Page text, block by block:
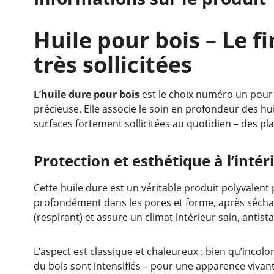
Huile pour bois – Le
très sollicitées
L’huile dure pour bois est le choix numéro un
précieuse. Elle associe le soin en profondeur des
surfaces fortement sollicitées au quotidien – des
Protection et esthétique à
Cette huile dure est un véritable produit
profondément dans les pores et forme, après
(respirant) et assure un climat intérieur sain,
L’aspect est classique et chaleureux : bien
du bois sont intensifiés – pour une apparence